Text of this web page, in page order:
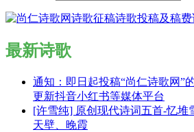
最新诗歌
通知：即日起投稿“尚仁诗歌网”
更新抖音小红书等媒体平台
[许雪纯] 原创现代诗词五首-忆堆
天壁、晚霞